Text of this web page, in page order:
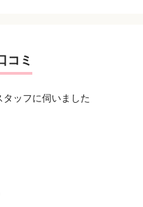
コミ
ッフに伺いました